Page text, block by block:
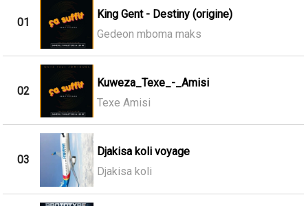
01
King Gent - Destiny (origine)
Gedeon mboma maks
02
Kuweza_Texe_-_Amisi
Texe Amisi
03
Djakisa koli voyage
Djakisa koli